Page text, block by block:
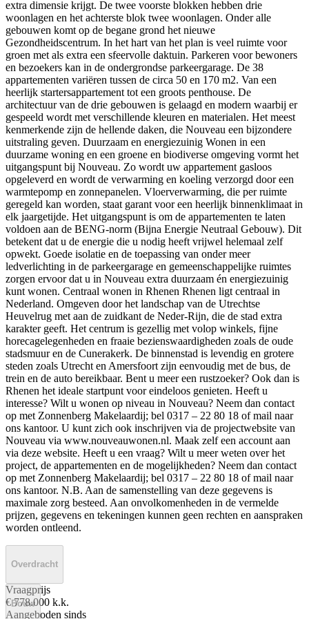
extra dimensie krijgt. De twee voorste blokken hebben drie
woonlagen en het achterste blok twee woonlagen. Onder alle
gebouwen komt op de begane grond het nieuwe
Gezondheidscentrum. In het hart van het plan is veel ruimte voor
groen met als extra een sfeervolle daktuin. Parkeren voor bewoners
en bezoekers kan in de ondergrondse parkeergarage. De 38
appartementen variëren tussen de circa 50 en 170 m2. Van een
heerlijk startersappartement tot een groots penthouse. De
architectuur van de drie gebouwen is gelaagd en modern waarbij er
gespeeld wordt met verschillende kleuren en materialen. Het meest
kenmerkende zijn de hellende daken, die Nouveau een bijzondere
uitstraling geven. Duurzaam en energiezuinig Wonen in een
duurzame woning en een groene en biodiverse omgeving vormt het
uitgangspunt bij Nouveau. Zo wordt uw appartement gasloos
opgeleverd en wordt de verwarming en koeling verzorgd door een
warmtepomp en zonnepanelen. Vloerverwarming, die per ruimte
geregeld kan worden, staat garant voor een heerlijk binnenklimaat in
elk jaargetijde. Het uitgangspunt is om de appartementen te laten
voldoen aan de BENG-norm (Bijna Energie Neutraal Gebouw). Dit
betekent dat u de energie die u nodig heeft vrijwel helemaal zelf
opwekt. Goede isolatie en de toepassing van onder meer
ledverlichting in de parkeergarage en gemeenschappelijke ruimtes
zorgen ervoor dat u in Nouveau extra duurzaam én energiezuinig
kunt wonen. Centraal wonen in Rhenen Rhenen ligt centraal in
Nederland. Omgeven door het landschap van de Utrechtse
Heuvelrug met aan de zuidkant de Neder-Rijn, die de stad extra
karakter geeft. Het centrum is gezellig met volop winkels, fijne
horecagelegenheden en fraaie bezienswaardigheden zoals de oude
stadsmuur en de Cunerakerk. De binnenstad is levendig en grotere
steden zoals Utrecht en Amersfoort zijn eenvoudig met de bus, de
trein en de auto bereikbaar. Bent u meer een rustzoeker? Ook dan is
Rhenen het ideale startpunt voor eindeloos genieten. Heeft u
interesse? Wilt u wonen op niveau in Nouveau? Neem dan contact
op met Zonnenberg Makelaardij; bel 0317 – 22 80 18 of mail naar
ons kantoor. U kunt zich ook inschrijven via de projectwebsite van
Nouveau via www.nouveauwonen.nl. Maak zelf een account aan
via deze website. Heeft u een vraag? Wilt u meer weten over het
project, de appartementen en de mogelijkheden? Neem dan contact
op met Zonnenberg Makelaardij; bel 0317 – 22 80 18 of mail naar
ons kantoor. N.B. Aan de samenstelling van deze gegevens is
maximale zorg besteed. Aan onvolkomenheden in de vermelde
prijzen, gegevens en tekeningen kunnen geen rechten en aanspraken
worden ontleend.
Overdracht
Vraagprijs
€ 778.000 k.k.
Aangeboden sinds
Bouw